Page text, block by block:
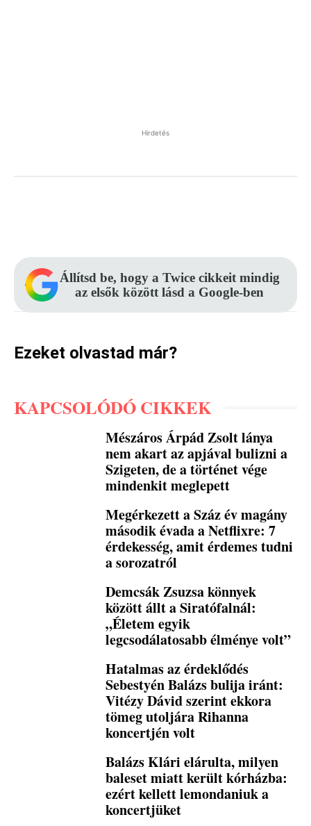
Hirdetés
Állítsd be, hogy a Twice cikkeit mindig
az elsők között lásd a Google-ben
Ezeket olvastad már?
KAPCSOLÓDÓ CIKKEK
Mészáros Árpád Zsolt lánya
nem akart az apjával bulizni a
Szigeten, de a történet vége
mindenkit meglepett
Megérkezett a Száz év magány
második évada a Netflixre: 7
érdekesség, amit érdemes tudni
a sorozatról
Demcsák Zsuzsa könnyek
között állt a Siratófalnál:
„Életem egyik
legcsodálatosabb élménye volt”
Hatalmas az érdeklődés
Sebestyén Balázs bulija iránt:
Vitézy Dávid szerint ekkora
tömeg utoljára Rihanna
koncertjén volt
Balázs Klári elárulta, milyen
baleset miatt került kórházba:
ezért kellett lemondaniuk a
koncertjüket